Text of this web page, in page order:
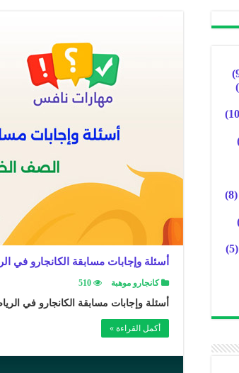
أسئلة وإجابات مسابقة الكانجارو في الرياضيات 2024م الصف الخامس
كانجارو موهبة 510
أسئلة وإجابات مسابقة الكانجارو في الرياضيات 2024م الصف الخامس والسادس
أكمل القراءة »
(8)
(5)